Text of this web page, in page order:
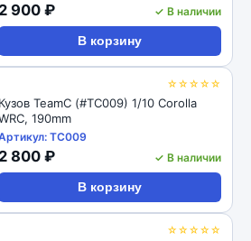
2 900 ₽ ✓ В наличии
В корзину
☆☆☆☆☆
Кузов TeamC (#TC009) 1/10 Corolla
190mm
TC009
2 800 ₽ ✓ В наличии
В корзину
☆☆☆☆☆